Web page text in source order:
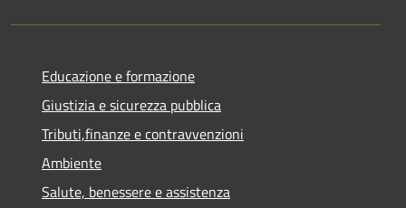
Educazione e formazione
Giustizia e sicurezza pubblica
Tributi,finanze e contravvenzioni
Ambiente
Salute, benessere e assistenza